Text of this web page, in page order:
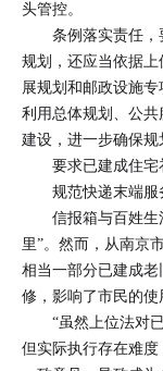
头管控。
条例落实责任
规划，还应当依据
展规划和邮政设施
利用总体规划、公
建设，进一步确保规
要求已建成住宅
规范快递末端服
信报箱与百姓生
里”。然而，从南京
相当一部分已建成
修，影响了市民的使
“虽然上位法对
但实际执行存在难